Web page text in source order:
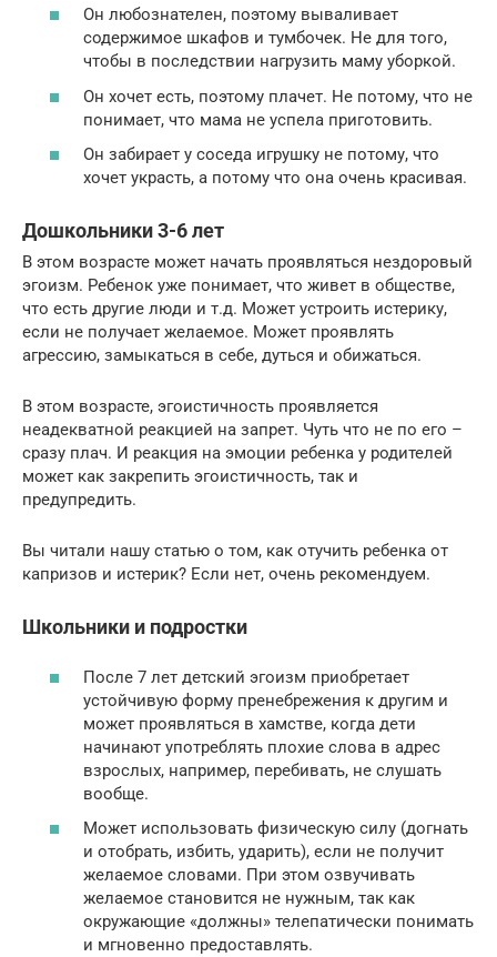
Он любознателен, поэтому вываливает
содержимое шкафов и тумбочек. Не для того,
чтобы в последствии нагрузить маму уборкой.
Он хочет есть, поэтому плачет. Не потому, что не
понимает, что мама не успела приготовить.
Он забирает у соседа игрушку не потому, что
хочет украсть, а потому что она очень красивая.
Дошкольники 3-6 лет
В этом возрасте может начать проявляться нездоровый
эгоизм. Ребенок уже понимает, что живет в обществе,
что есть другие люди и т.д. Может устроить истерику,
если не получает желаемое. Может проявлять
агрессию, замыкаться в себе, дуться и обижаться.
В этом возрасте, эгоистичность проявляется
неадекватной реакцией на запрет. Чуть что не по его –
сразу плач. И реакция на эмоции ребенка у родителей
может как закрепить эгоистичность, так и
предупредить.
Вы читали нашу статью о том, как отучить ребенка от
капризов и истерик? Если нет, очень рекомендуем.
Школьники и подростки
После 7 лет детский эгоизм приобретает
устойчивую форму пренебрежения к другим и
может проявляться в хамстве, когда дети
начинают употреблять плохие слова в адрес
взрослых, например, перебивать, не слушать
вообще.
Может использовать физическую силу (догнать
и отобрать, избить, ударить), если не получит
желаемое словами. При этом озвучивать
желаемое становится не нужным, так как
окружающие «должны» телепатически понимать
и мгновенно предоставлять.